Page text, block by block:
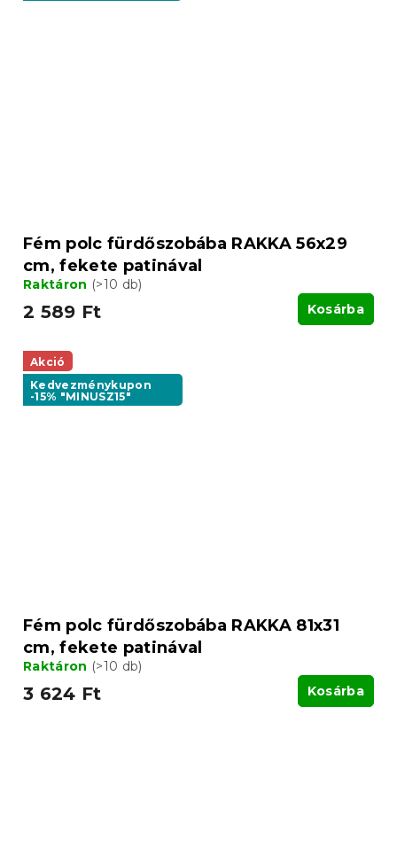
Fém polc fürdőszobába RAKKA 56x29
cm, fekete patinával
Raktáron (>10 db)
2 589 Ft Kosárba
Akció
Kedvezménykupon
-15% "MINUSZ15"
Fém polc fürdőszobába RAKKA 81x31
cm, fekete patinával
Raktáron (>10 db)
3 624 Ft Kosárba